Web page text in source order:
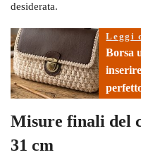
desiderata.
Leggi
Borsa
Misure finali del
31 cm